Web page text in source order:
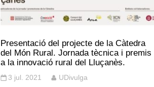
Presentació del projecte de la Càtedra
del Món Rural. Jornada tècnica i premis
a la innovació rural del Lluçanès.
3 jul. 2021 UDivulga